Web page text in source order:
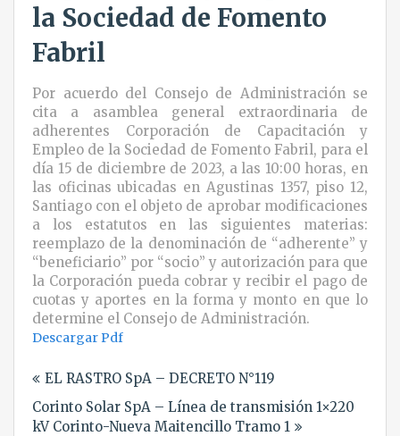
la Sociedad de Fomento
Fabril
Por acuerdo del Consejo de Administración se
cita a asamblea general extraordinaria de
adherentes Corporación de Capacitación y
Empleo de la Sociedad de Fomento Fabril, para el
día 15 de diciembre de 2023, a las 10:00 horas, en
las oficinas ubicadas en Agustinas 1357, piso 12,
Santiago con el objeto de aprobar modificaciones
a los estatutos en las siguientes materias:
reemplazo de la denominación de “adherente” y
“beneficiario” por “socio” y autorización para que
la Corporación pueda cobrar y recibir el pago de
cuotas y aportes en la forma y monto en que lo
determine el Consejo de Administración.
Descargar Pdf
de
entradas
EL RASTRO SpA – DECRETO N°119
Corinto Solar SpA – Línea de transmisión 1×220
kV Corinto-Nueva Maitencillo Tramo 1